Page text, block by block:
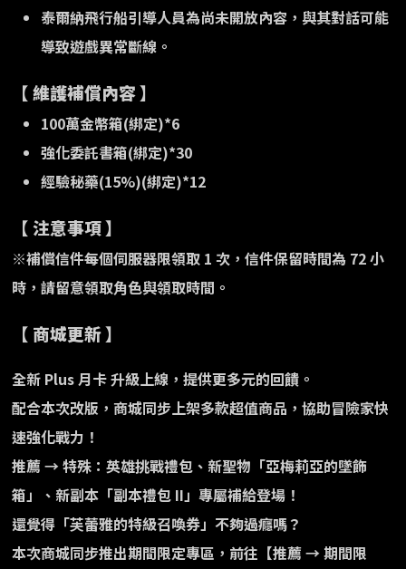
泰爾納飛行船引導人員為尚未開放內容，與其對話可能
導致遊戲異常斷線。
【 維護補償內容 】
100萬金幣箱(綁定)*6
強化委託書箱(綁定)*30
經驗秘藥(15%)(綁定)*12
【 注意事項 】
※補償信件每個伺服器限領取 1 次，信件保留時間為 72 小
時，請留意領取角色與領取時間。
【 商城更新 】
全新 Plus 月卡 升級上線，提供更多元的回饋。
配合本次改版，商城同步上架多款超值商品，協助冒險家快
速強化戰力！
推薦 → 特殊：英雄挑戰禮包、新聖物「亞梅莉亞的墜飾
箱」、新副本「副本禮包 II」專屬補給登場！
還覺得「芙蕾雅的特級召喚券」不夠過癮嗎？
本次商城同步推出期間限定專區，前往【推薦 → 期間限